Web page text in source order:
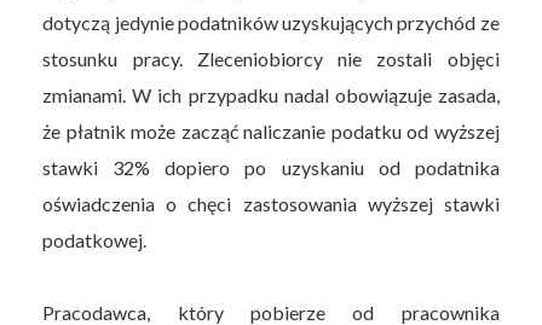
dotyczą jedynie podatników uzyskujących przychód ze
stosunku pracy. Zleceniobiorcy nie zostali objęci
zmianami. W ich przypadku nadal obowiązuje zasada,
że płatnik może zacząć naliczanie podatku od wyższej
stawki 32% dopiero po uzyskaniu od podatnika
oświadczenia o chęci zastosowania wyższej stawki
podatkowej.
Pracodawca, który pobierze od pracownika